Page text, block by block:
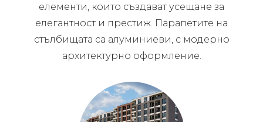
елементи, които създават усещане за
елегантност и престиж. Парапетите на
стълбищата са алуминиеви, с модерно
архитектурно оформление.